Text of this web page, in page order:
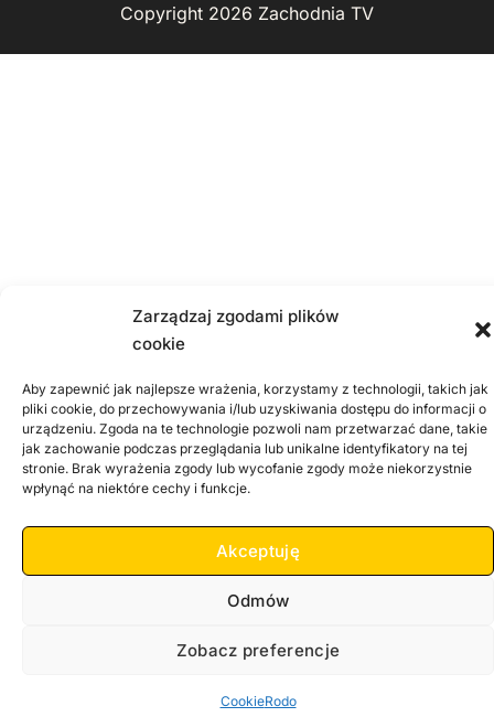
Zarządzaj zgodami plików
cookie
Aby zapewnić jak najlepsze wrażenia, korzystamy z technologii, takich jak
pliki cookie, do przechowywania i/lub uzyskiwania dostępu do informacji o
urządzeniu. Zgoda na te technologie pozwoli nam przetwarzać dane, takie
jak zachowanie podczas przeglądania lub unikalne identyfikatory na tej
stronie. Brak wyrażenia zgody lub wycofanie zgody może niekorzystnie
wpłynąć na niektóre cechy i funkcje.
Akceptuję
Odmów
Zobacz preferencje
CookieRodo
Copyright 2026 Zachodnia TV